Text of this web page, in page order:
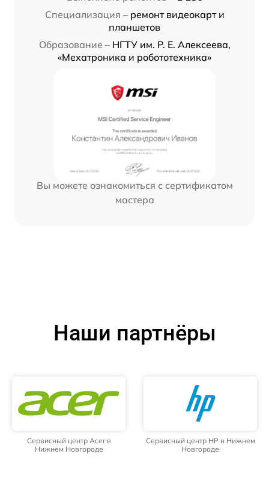
Специализация – ремонт видеокарт и
планшетов
Образование – НГТУ им. Р. Е. Алексеева,
«Мехатроника и робототехника»
Вы можете ознакомиться с сертификатом
мастера
Наши партнёры
Сервисный центр Acer в
Нижнем Новгороде
Сервисный центр HP в Нижнем
Новгороде